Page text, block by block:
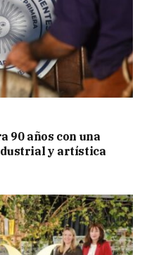
90 años con una
y artística